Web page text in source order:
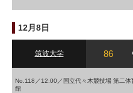
12月8日
筑波大学 86
No.118／12:00／国立代々木競技場 第二体
館